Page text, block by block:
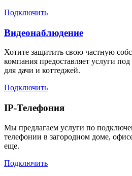
Подключить
Видеонаблюдение
Хотите защитить свою частную
компания предоставляет услуги
для дачи и коттеджей.
Подключить
IP-Телефония
Мы предлагаем услуги по
телефонии в загородном доме,
еще.
Подключить